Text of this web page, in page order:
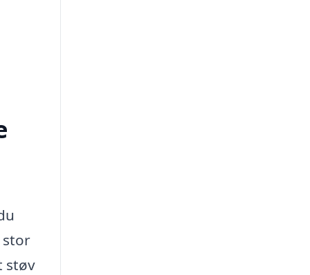
stor
støv